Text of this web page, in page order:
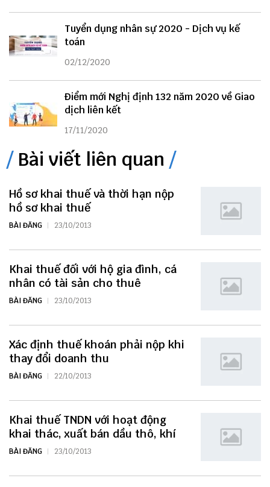
Tuyển dụng nhân sự 2020 - Dịch vụ kế
toán
02/12/2020
Điểm mới Nghị định 132 năm 2020 về Giao
dịch liên kết
17/11/2020
Bài viết liên quan
Hồ sơ khai thuế và thời hạn nộp
hồ sơ khai thuế
BÀI ĐĂNG 23/10/2013
Khai thuế đối với hộ gia đình, cá
nhân có tài sản cho thuê
BÀI ĐĂNG 23/10/2013
Xác định thuế khoán phải nộp khi
thay đổi doanh thu
BÀI ĐĂNG 22/10/2013
Khai thuế TNDN với hoạt động
khai thác, xuất bán dầu thô, khí
BÀI ĐĂNG 23/10/2013